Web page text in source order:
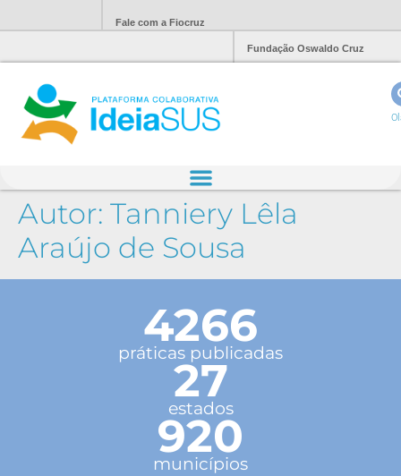
Fale com a Fiocruz
Fundação Oswaldo Cruz
Autor: Tanniery Lêla
Araújo de Sousa
4266
práticas publicadas
27
estados
920
municípios